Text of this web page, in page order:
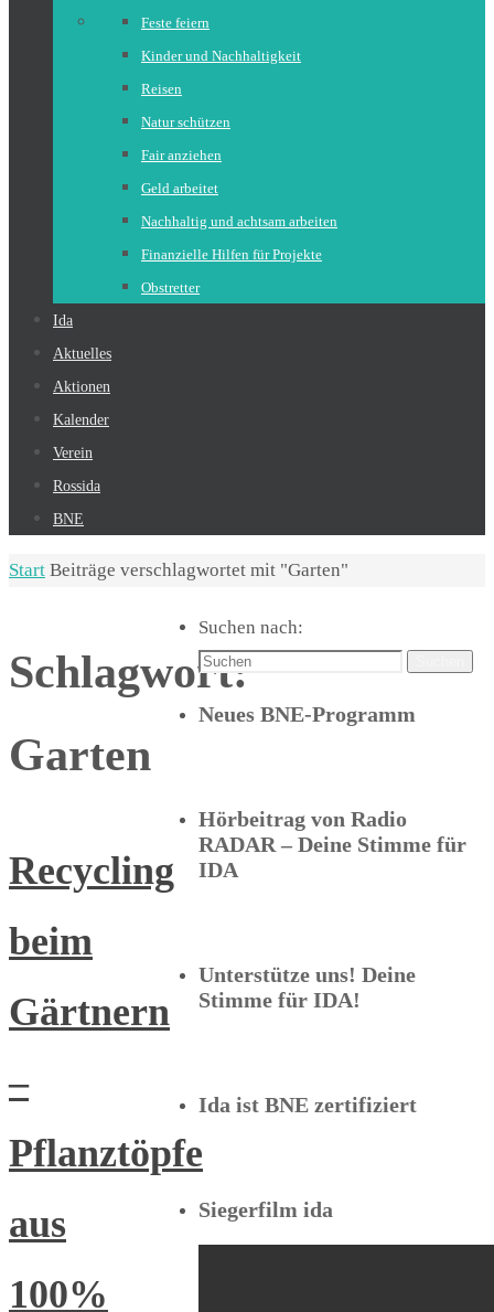
Feste feiern
Kinder und Nachhaltigkeit
Reisen
Natur schützen
Fair anziehen
Geld arbeitet
Nachhaltig und achtsam arbeiten
Finanzielle Hilfen für Projekte
Obstretter
Ida
Aktuelles
Aktionen
Kalender
Verein
Rossida
BNE
Start Beiträge verschlagwortet mit "Garten"
Schlagwort:
Garten
Recycling
beim
Gärtnern
–
Pflanztöpfe
aus
100%
Suchen nach:
Neues BNE-Programm
Hörbeitrag von Radio
RADAR – Deine Stimme für
IDA
Unterstütze uns! Deine
Stimme für IDA!
Ida ist BNE zertifiziert
Siegerfilm ida